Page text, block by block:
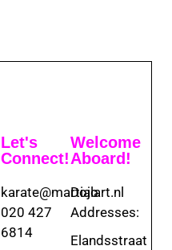
Let's
Connect!
karate@martialart.nl
020 427
6814
Welcome
Aboard!
Dojo
Addresses:
Elandsstraat